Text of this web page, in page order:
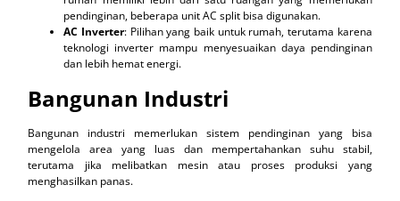
pendinginan, beberapa unit AC split bisa digunakan.
AC Inverter: Pilihan yang baik untuk rumah, terutama karena
teknologi inverter mampu menyesuaikan daya pendinginan
dan lebih hemat energi.
Bangunan Industri
Bangunan industri memerlukan sistem pendinginan yang bisa
mengelola area yang luas dan mempertahankan suhu stabil,
terutama jika melibatkan mesin atau proses produksi yang
menghasilkan panas.